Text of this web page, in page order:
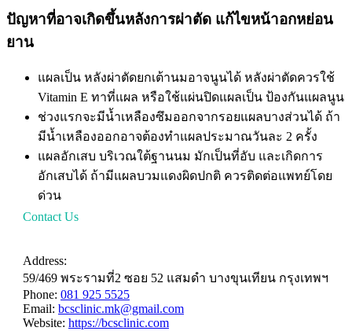
ปัญหาที่อาจเกิดขึ้นหลังการผ่าตัด แก้ไขหน้าอกหย่อน
ยาน
แผลเป็น หลังผ่าตัดยกเต้านมอาจนูนได้ หลังผ่าตัดควรใช้
Vitamin E ทาที่แผล หรือใช้แผ่นปิดแผลเป็น ป้องกันแผลนูน
ช่วงแรกจะมีน้ำเหลืองซึมออกจากรอยแผลบางส่วนได้ ถ้า
มีน้ำเหลืองออกอาจต้องทำแผลประมาณวันละ 2 ครั้ง
แผลอักเสบ บริเวณใต้ฐานนม มักเป็นที่อับ และเกิดการ
อักเสบได้ ถ้ามีแผลบวมแดงผิดปกติ ควรติดต่อแพทย์โดย
ด่วน
Contact Us
Address:
59/469 พระรามที่2 ซอย 52 แสมดำ บางขุนเทียน กรุงเทพฯ
Phone: 081 925 5525
Email: bcsclinic.mk@gmail.com
Website: https://bcsclinic.com